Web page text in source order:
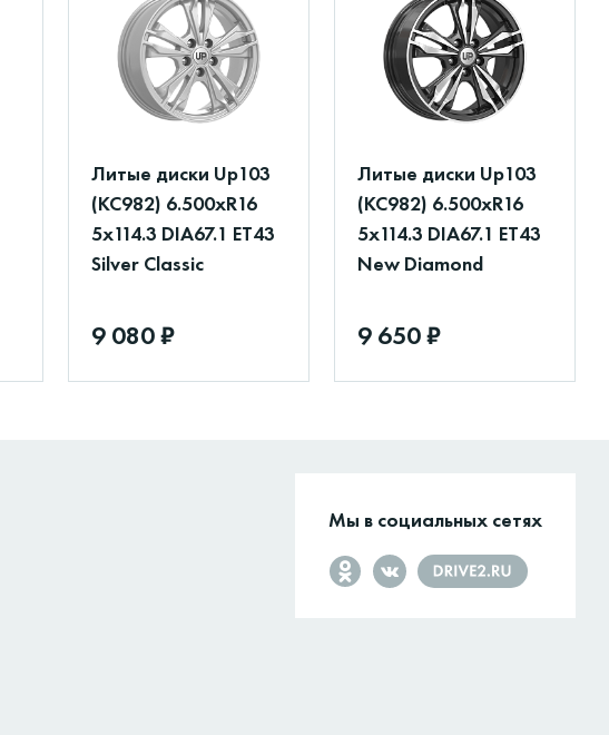
Литые диски Up103
(КС982) 6.500xR16
5x114.3 DIA67.1 ET43
Silver Classic
9 080 ₽
Литые диски Up103
(КС982) 6.500xR16
5x114.3 DIA67.1 ET43
New Diamond
9 650 ₽
Мы в социальных сетях